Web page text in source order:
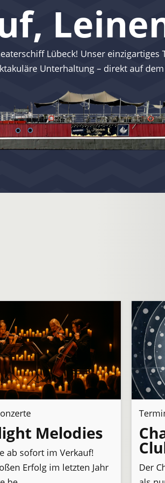
Lübeck! Unser einzigartiges
Unterhaltung – direkt auf
Melodies
ab sofort im Verkauf!
Erfolg im letzten Jahr
be...
Der
als